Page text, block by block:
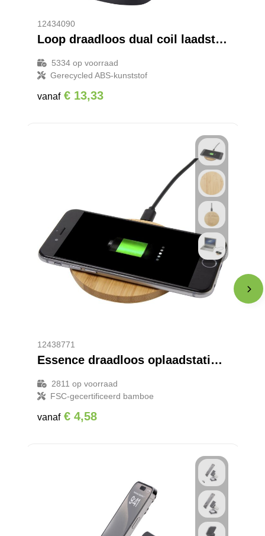
12434090
Loop draadloos dual coil laadstation van 15 W van RCS gerecycled plastic
5334op voorraad
Gerecycled ABS-kunststof
vanaf € 13,33
12438771
Essence draadloos oplaadstation van 15 W van bamboe
2811 op voorraad
FSC-gecertificeerd bamboe
vanaf € 4,58